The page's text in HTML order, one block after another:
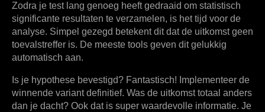
Zodra je test lang genoeg heeft gedraaid om statistisch
significante resultaten te verzamelen, is het tijd voor de
analyse. Simpel gezegd betekent dit dat de uitkomst geen
toevalstreffer is. De meeste tools geven dit gelukkig
automatisch aan.
Is je hypothese bevestigd? Fantastisch! Implementeer de
winnende variant definitief. Was de uitkomst totaal anders
dan je dacht? Ook dat is super waardevolle informatie. Je